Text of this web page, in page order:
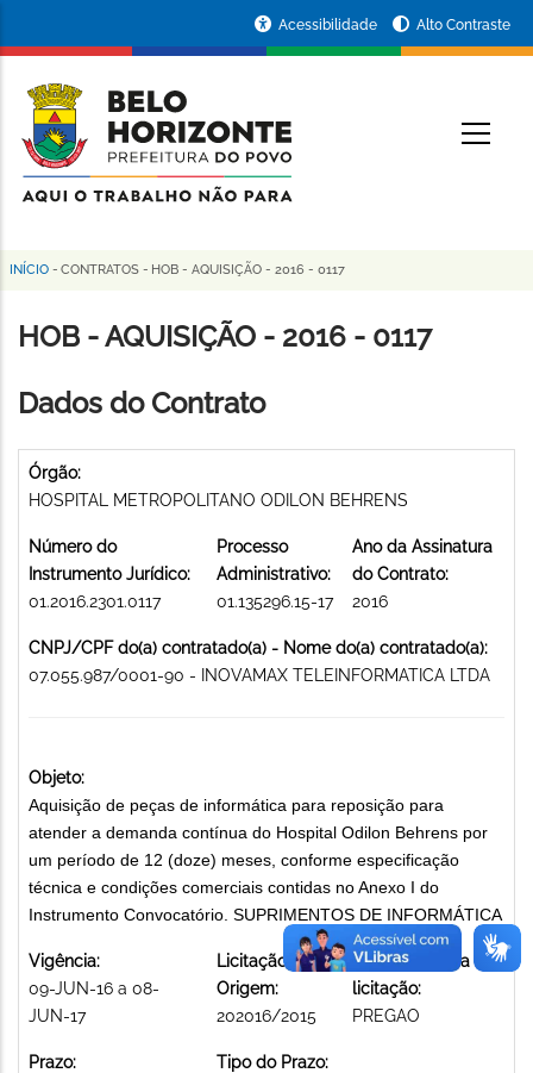
conteúdo
principal
da
Prefeitura
de
Horizonte
Acessibilidade Alto Contraste
Trilha
de
INÍCIO - CONTRATOS - HOB - AQUISIÇÃO - 2016 - 0117
HOB - AQUISIÇÃO - 2016 - 0117
Dados do Contrato
Órgão:
HOSPITAL METROPOLITANO ODILON BEHRENS
Número do
Instrumento Jurídico:
01.2016.2301.0117
Processo
Administrativo:
01.135296.15-17
Ano da Assinatura
do Contrato:
2016
CNPJ/CPF do(a) contratado(a) - Nome do(a) contratado(a):
07.055.987/0001-90 - INOVAMAX TELEINFORMATICA LTDA
Objeto:
Aquisição de peças de informática para reposição para
atender a demanda contínua do Hospital Odilon Behrens por
um período de 12 (doze) meses, conforme especificação
técnica e condições comerciais contidas no Anexo I do
Instrumento Convocatório. SUPRIMENTOS DE INFORMÁTICA
Vigência:
09-JUN-16 a 08-
JUN-17
Licitação de
Origem:
202016/2015
Modalidade da
licitação:
PREGAO
Prazo:
Tipo do Prazo: